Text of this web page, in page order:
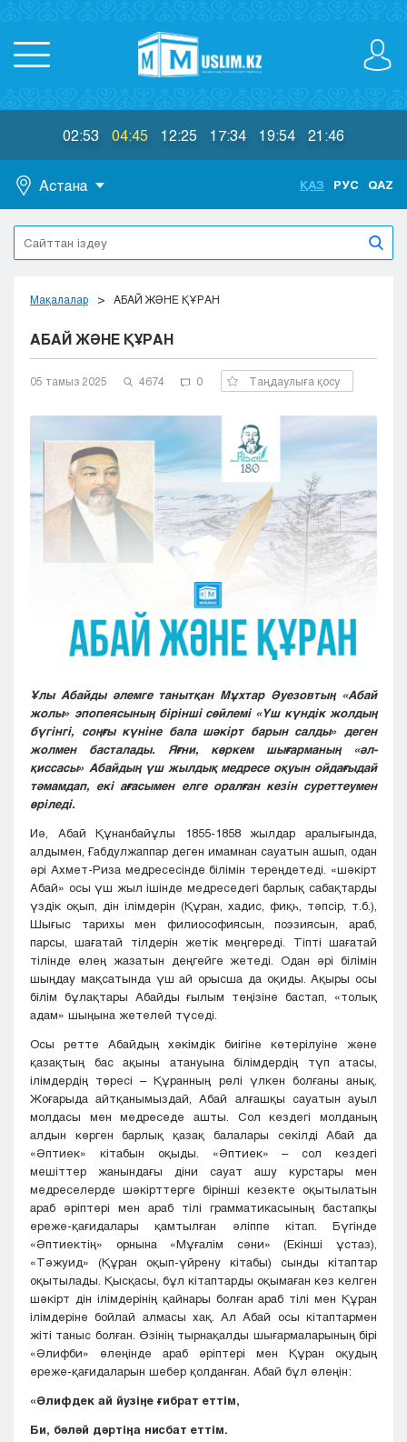
02:53 04:45 12:25 17:34 19:54 21:46
Астана
Астана
Алматы
Актобе
Жезказган
Караганда
Кокшетау
Павлодар
Петропавловск
Семей
Талдыкорган
Шымкент
ҚАЗ РУС QAZ
Мақалалар АБАЙ ЖӘНЕ ҚҰРАН
АБАЙ ЖӘНЕ ҚҰРАН
05 тамыз 2025 4674 0 Таңдаулыға қосу
Ұлы Абайды әлемге танытқан Мұхтар Әуезовтың «Абай
жолы» эпопеясының бірінші сөйлемі «Үш күндік жолдың
бүгінгі, соңғы күніне бала шәкірт барын салды» деген
жолмен басталады. Яғни, көркем шығарманың «әл-
қиссасы» Абайдың үш жылдық медресе оқуын ойдағыдай
тәмамдап, екі ағасымен елге оралған кезін суреттеумен
өріледі.
Иә, Абай Құнанбайұлы 1855-1858 жылдар аралығында,
алдымен, Ғабдулжаппар деген имамнан сауатын ашып, одан
әрі Ахмет-Риза медресесінде білімін тереңдетеді. «шәкірт
Абай» осы үш жыл ішінде медреседегі барлық сабақтарды
үздік оқып, дін ілімдерін (Құран, хадис, фиқһ, тәпсір, т.б.),
Шығыс тарихы мен филиософиясын, поэзиясын, араб,
парсы, шағатай тілдерін жетік меңгереді. Тіпті шағатай
тілінде өлең жазатын деңгейге жетеді. Одан әрі білімін
шыңдау мақсатында үш ай орысша да оқиды. Ақыры осы
білім бұлақтары Абайды ғылым теңізіне бастап, «толық
адам» шыңына жетелей түседі.
Осы ретте Абайдың хәкімдік биігіне көтерілуіне және
қазақтың бас ақыны атануына білімдердің түп атасы,
ілімдердің төресі – Құранның рөлі үлкен болғаны анық.
Жоғарыда айтқанымыздай, Абай алғашқы сауатын ауыл
молдасы мен медреседе ашты. Сол кездегі молданың
алдын көрген барлық қазақ балалары секілді Абай да
«Әптиек» кітабын оқыды. «Әптиек» – сол кездегі
мешіттер жанындағы діни сауат ашу курстары мен
медреселерде шәкірттерге бірінші кезекте оқытылатын
араб әріптері мен араб тілі грамматикасының бастапқы
ереже-қағидалары қамтылған әліппе кітап. Бүгінде
«Әптиектің» орнына «Мұғалім сәни» (Екінші ұстаз),
«Тәжуид» (Құран оқып-үйрену кітабы) сынды кітаптар
оқытылады. Қысқасы, бұл кітаптарды оқымаған кез келген
шәкірт дін ілімдерінің қайнары болған араб тілі мен Құран
ілімдеріне бойлай алмасы хақ. Ал Абай осы кітаптармен
жіті таныс болған. Өзінің тырнақалды шығармаларының бірі
«Әлифби» өлеңінде араб әріптері мен Құран оқудың
ереже-қағидаларын шебер қолданған. Абай бұл өлеңін:
«Әлифдек ай йузіңе ғибрат еттім,
Би, бәләй дәртіңа нисбат еттім.